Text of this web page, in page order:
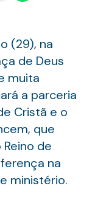
(29), na
de Deus
muita
a parceria
Cristã e o
que
de
na
ministério.